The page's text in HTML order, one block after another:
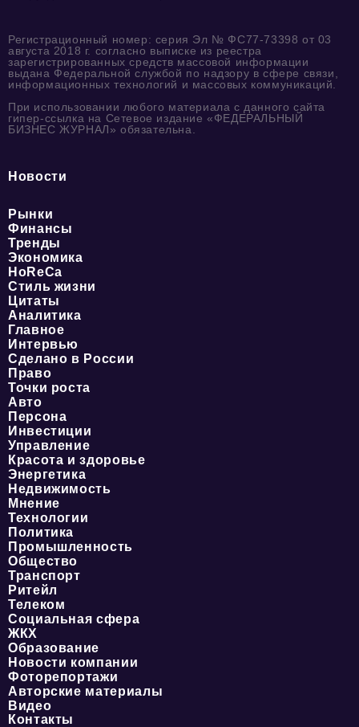
Регистрационный номер: серия Эл № ФС77-73398 от 03
августа 2018 г. согласно выписке из реестра
зарегистрированных средств массовой информации
выдана Федеральной службой по надзору в сфере связи,
информационных технологий и массовых коммуникаций.
При использовании любого материала с данного сайта
гипер-ссылка на Сетевое издание «ФЕДЕРАЛЬНЫЙ
БИЗНЕС ЖУРНАЛ» обязательна.
Новости
Рынки
Финансы
Тренды
Экономика
HoReCa
Стиль жизни
Цитаты
Аналитика
Главное
Интервью
Сделано в России
Право
Точки роста
Авто
Персона
Инвестиции
Управление
Красота и здоровье
Энергетика
Недвижимость
Мнение
Технологии
Политика
Промышленность
Общество
Транспорт
Ритейл
Телеком
Социальная сфера
ЖКХ
Образование
Новости компании
Фоторепортажи
Авторские материалы
Видео
Контакты